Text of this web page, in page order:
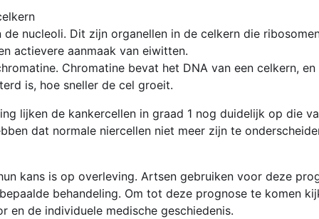
nucleoli. Dit zijn organellen in de celkern die
actievere aanmaak van eiwitten.
Chromatine bevat het DNA van een celkern,
is, hoe sneller de cel groeit.
lijken de kankercellen in graad 1 nog duidelijk op die
dat normale niercellen niet meer zijn te
kans is op overleving. Artsen gebruiken voor deze
behandeling. Om tot deze prognose te komen
en de individuele medische geschiedenis.